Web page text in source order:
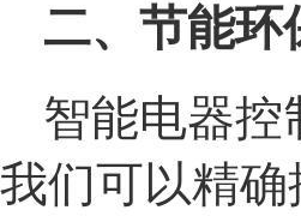
二、节能环
智能电器
我们可以精